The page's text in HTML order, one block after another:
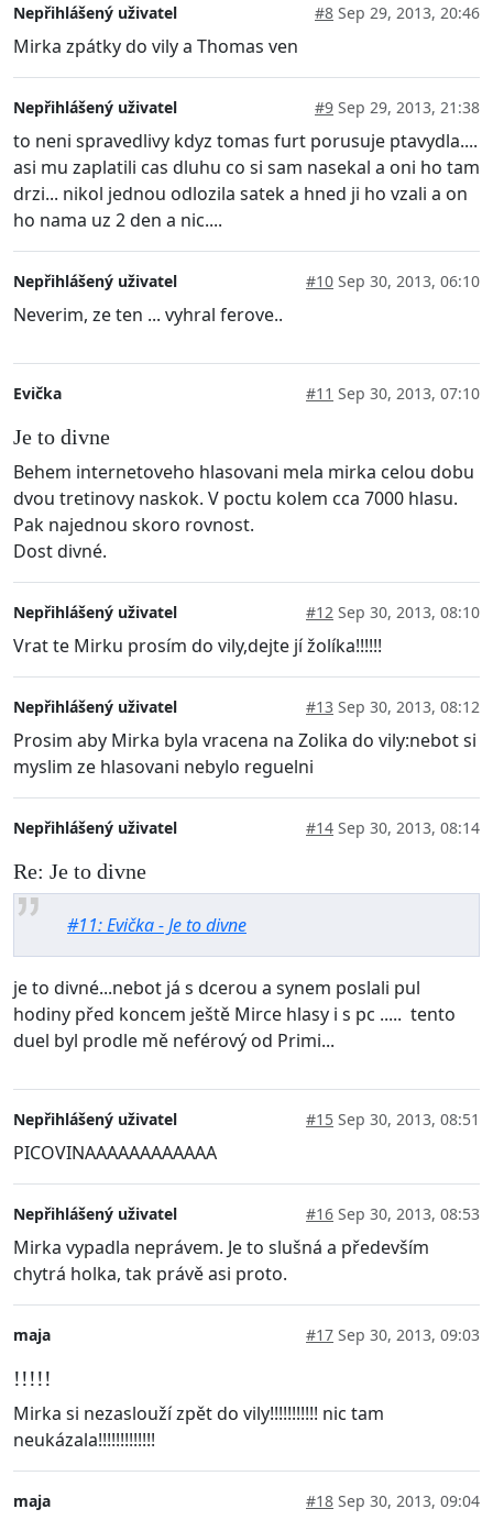
Nepřihlášený uživatel #8 Sep 29, 2013, 20:46
Mirka zpátky do vily a Thomas ven
Nepřihlášený uživatel #9 Sep 29, 2013, 21:38
to neni spravedlivy kdyz tomas furt porusuje ptavydla....
asi mu zaplatili cas dluhu co si sam nasekal a oni ho tam
drzi... nikol jednou odlozila satek a hned ji ho vzali a on
ho nama uz 2 den a nic....
Nepřihlášený uživatel #10 Sep 30, 2013, 06:10
Neverim, ze ten ... vyhral ferove..
Evička #11 Sep 30, 2013, 07:10
Je to divne
Behem internetoveho hlasovani mela mirka celou dobu
dvou tretinovy naskok. V poctu kolem cca 7000 hlasu.
Pak najednou skoro rovnost.
Dost divné.
Nepřihlášený uživatel #12 Sep 30, 2013, 08:10
Vrat te Mirku prosím do vily,dejte jí žolíka!!!!!!
Nepřihlášený uživatel #13 Sep 30, 2013, 08:12
Prosim aby Mirka byla vracena na Zolika do vily:nebot si
myslim ze hlasovani nebylo reguelni
Nepřihlášený uživatel #14 Sep 30, 2013, 08:14
Re: Je to divne
#11: Evička - Je to divne
je to divné...nebot já s dcerou a synem poslali pul
hodiny před koncem ještě Mirce hlasy i s pc ..... tento
duel byl prodle mě neférový od Primi...
Nepřihlášený uživatel #15 Sep 30, 2013, 08:51
PICOVINAAAAAAAAAAAA
Nepřihlášený uživatel #16 Sep 30, 2013, 08:53
Mirka vypadla neprávem. Je to slušná a především
chytrá holka, tak právě asi proto.
maja #17 Sep 30, 2013, 09:03
!!!!!
Mirka si nezaslouží zpět do vily!!!!!!!!!!! nic tam
neukázala!!!!!!!!!!!!!
maja #18 Sep 30, 2013, 09:04